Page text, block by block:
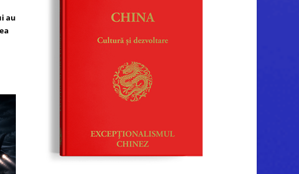
au